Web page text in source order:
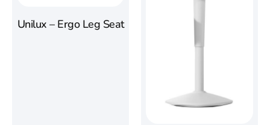
Unilux – Ergo Leg Seat